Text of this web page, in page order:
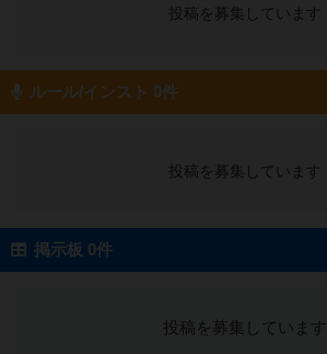
投稿を募集しています
ルール/インスト 0件
投稿を募集しています
掲示板 0件
投稿を募集しています